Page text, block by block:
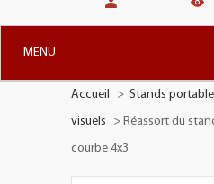
MENU
STANDS MODULAIRES
Accueil > Stands
visuels
> Réassort du
courbe 4x3